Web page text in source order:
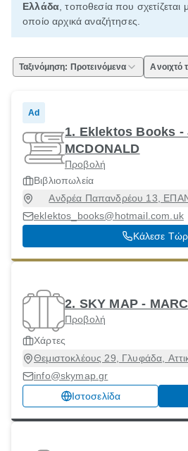
Ελλάδα , τοποθεσία που
οποίο αρχικά αναζήτησες.
Ταξινόμηση: Προτεινόμενα Ανοιχτό
Ad
1. Eklektos Books -
MCDONALD
Προβολή
Βιβλιοπωλεία
Ανδρέα Παπανδρέου 13,
Νικόλαος [Δήμος],
eklektos_books@hotmail.com.uk
Κάλεσε
2. SKY MAP -
Προβολή
Χάρτες
Θεμιστοκλέους 29, Γλυφάδα,
info@skymap.gr
Ιστοσελίδα